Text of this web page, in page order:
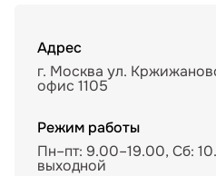
Адрес
г. Москва ул.
офис 1105
Режим работы
Пн–пт: 9.00–19.00, Сб:
выходной